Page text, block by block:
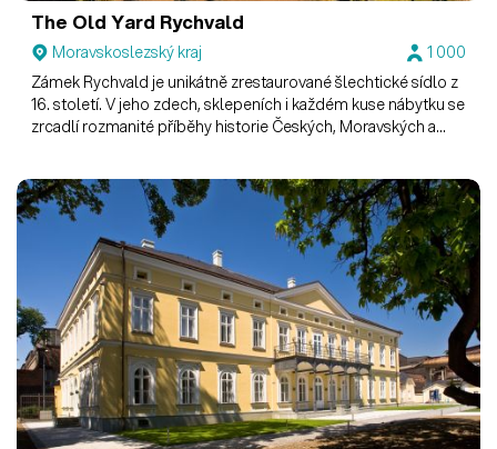
The Old Yard Rychvald
Moravskoslezský kraj
1 000
Zámek Rychvald je unikátně zrestaurované šlechtické sídlo z
16. století. V jeho zdech, sklepeních i každém kuse nábytku se
zrcadlí rozmanité příběhy historie Českých, Moravských a
Vaši firemní akci můžete mít kdekoli, ale na zdejším zámku
pocítíte skutečný "genius loci".